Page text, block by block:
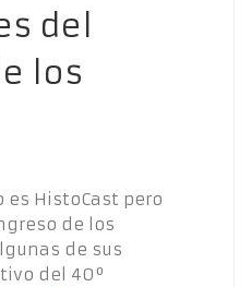
del
los
es HistoCast pero
de los
de sus
del 40º